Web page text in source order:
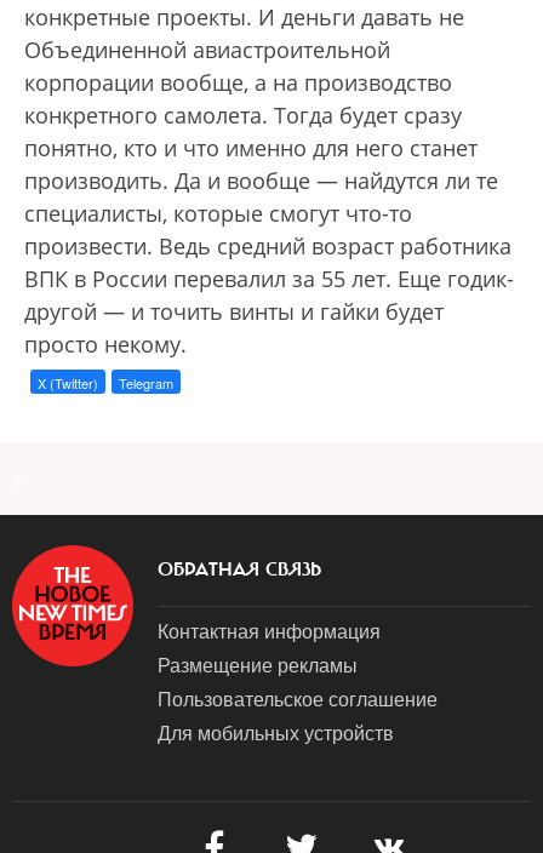
конкретные проекты. И деньги давать не
Объединенной авиастроительной
корпорации вообще, а на производство
конкретного самолета. Тогда будет сразу
понятно, кто и что именно для него станет
производить. Да и вообще — найдутся ли те
специалисты, которые смогут что-то
произвести. Ведь средний возраст работника
ВПК в России перевалил за 55 лет. Еще годик-
другой — и точить винты и гайки будет
просто некому.
X (Twitter) Telegram
ОБРАТНАЯ СВЯЗЬ
Контактная информация
Размещение рекламы
Пользовательское соглашение
Для мобильных устройств